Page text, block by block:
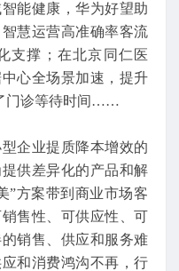
能健康，华为好望助
慧运营高准确率客流
支撑；在北京同仁医
心全场景加速，提升
门诊等待时间……
企业提质降本增效的
供差异化的产品和解
”方案带到商业市场客
售性、可供应性、可
销售、供应和服务难
和消费鸿沟不再，行